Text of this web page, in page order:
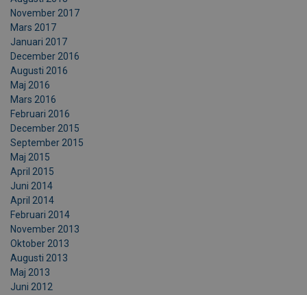
November 2017
Mars 2017
Januari 2017
December 2016
Augusti 2016
Maj 2016
Mars 2016
Februari 2016
December 2015
September 2015
Maj 2015
April 2015
Juni 2014
April 2014
Februari 2014
November 2013
Oktober 2013
Augusti 2013
Maj 2013
Juni 2012